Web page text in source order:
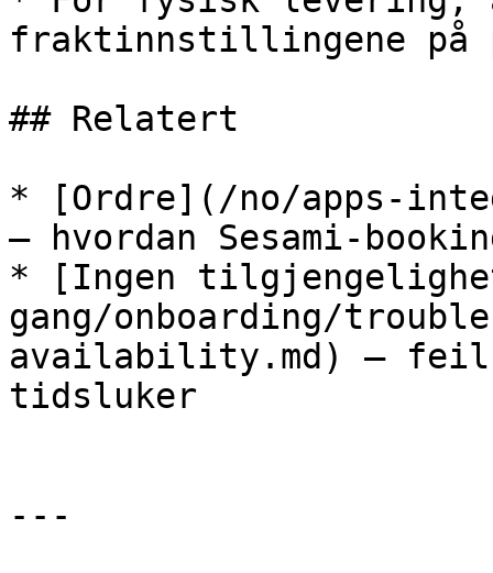
fraktinnstillingene på
## Relatert
* [Ordre](/no/apps-
— hvordan Sesami-
* [Ingen
gang/onboarding/
availability.md) —
tidsluker
---